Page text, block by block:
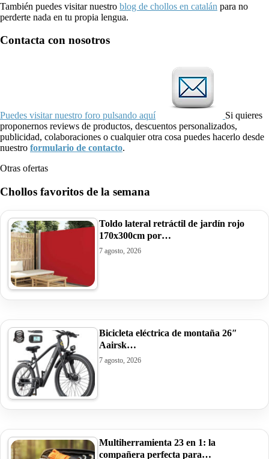
También puedes visitar nuestro blog de chollos en catalán para no
perderte nada en tu propia lengua.
Contacta con nosotros
Puedes visitar nuestro foro pulsando aquí
Si quieres
proponernos reviews de productos, descuentos personalizados,
publicidad, colaboraciones o cualquier otra cosa puedes hacerlo desde
nuestro formulario de contacto.
Otras ofertas
Chollos favoritos de la semana
Toldo lateral retráctil de jardín rojo
170x300cm por…
7 agosto, 2026
Bicicleta eléctrica de montaña 26″
Aairsk…
7 agosto, 2026
Multiherramienta 23 en 1: la
compañera perfecta para…